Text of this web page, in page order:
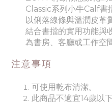
Classic系列小牛Calf書
以俐落線條與溫潤皮革
結合書擋的實用功能與
為書房、客廳或工作空
注意事項
可使用乾布清潔。
此商品不適宜14歲以